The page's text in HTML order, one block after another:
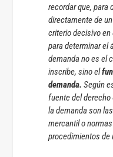
recordar que, para
directamente de
criterio decisivo
para determinar el
demanda no es el
inscribe, sino el
demanda. Según
fuente del derecho
la demanda son
mercantil o
procedimientos